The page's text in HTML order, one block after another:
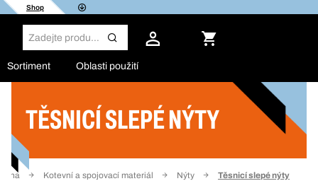
Shop
Sortiment Oblasti použití
TĚSNICÍ SLEPÉ NÝTY
Kotevní a spojovací materiál Nýty Těsnicí slepé nýty
Filtr